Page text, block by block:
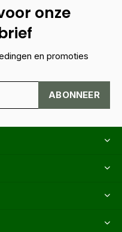
onze
en promoties
ABONNEER